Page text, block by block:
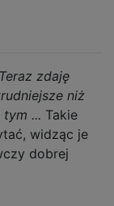
Teraz zdaję
niż
tym ... Takie
widząc je
dobrej